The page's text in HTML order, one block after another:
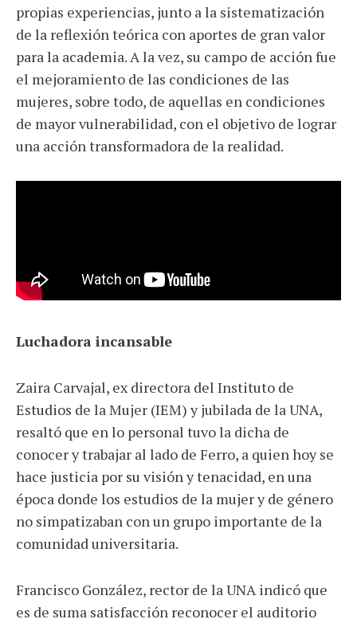
propias experiencias, junto a la sistematización
de la reflexión teórica con aportes de gran valor
para la academia. A la vez, su campo de acción fue
el mejoramiento de las condiciones de las
mujeres, sobre todo, de aquellas en condiciones
de mayor vulnerabilidad, con el objetivo de lograr
una acción transformadora de la realidad.
Luchadora incansable
Zaira Carvajal, ex directora del Instituto de
Estudios de la Mujer (IEM) y jubilada de la UNA,
resaltó que en lo personal tuvo la dicha de
conocer y trabajar al lado de Ferro, a quien hoy se
hace justicia por su visión y tenacidad, en una
época donde los estudios de la mujer y de género
no simpatizaban con un grupo importante de la
comunidad universitaria.
Francisco González, rector de la UNA indicó que
es de suma satisfacción reconocer el auditorio